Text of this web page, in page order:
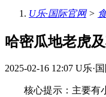
U乐·国际官网>
哈密瓜地老虎
2025-02-16 12:07 U乐·
核心提示：主要有小